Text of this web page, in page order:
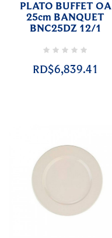
PLATO BUFFET OA
25cm BANQUET
BNC25DZ 12/1
RD$6,839.41